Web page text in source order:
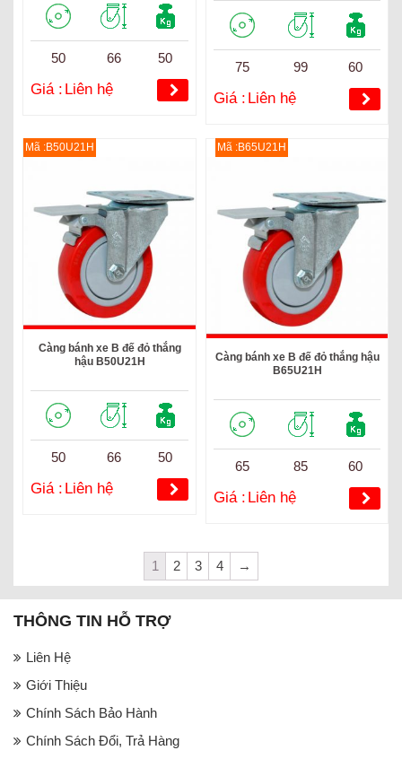
50 66 50
Giá : Liên hệ
75 99 60
Giá : Liên hệ
Mã :B50U21H
Càng bánh xe B đế đỏ thắng
hậu B50U21H
50 66 50
Giá : Liên hệ
Mã :B65U21H
Càng bánh xe B đế đỏ thắng hậu
B65U21H
65 85 60
Giá : Liên hệ
1 2 3 4 →
THÔNG TIN HỖ TRỢ
Liên Hệ
Giới Thiệu
Chính Sách Bảo Hành
Chính Sách Đổi, Trả Hàng